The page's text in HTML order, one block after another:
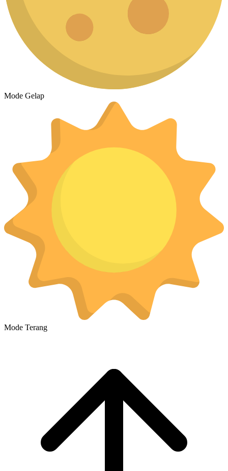
Mode Gelap
Mode Terang